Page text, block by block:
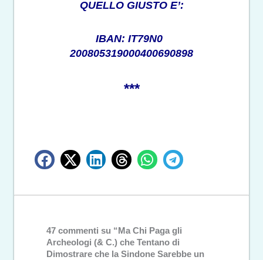
QUELLO GIUSTO E’:
IBAN: IT79N0
200805319000400690898
***
47 commenti su “Ma Chi Paga gli
Archeologi (& C.) che Tentano di
Dimostrare che la Sindone Sarebbe un